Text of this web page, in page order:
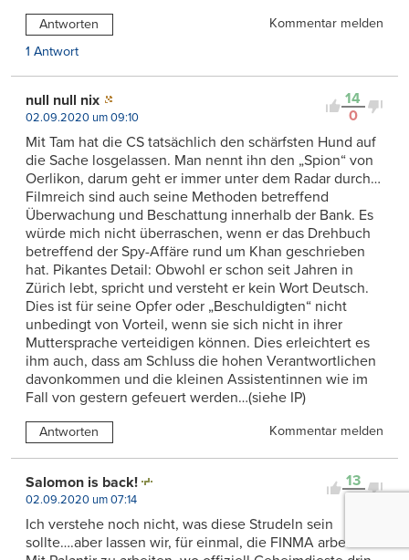
Antworten
Kommentar melden
1 Antwort
14
0
null null nix
02.09.2020 um 09:10
Mit Tam hat die CS tatsächlich den schärfsten Hund auf
die Sache losgelassen. Man nennt ihn den „Spion“ von
Oerlikon, darum geht er immer unter dem Radar durch…
Filmreich sind auch seine Methoden betreffend
Überwachung und Beschattung innerhalb der Bank. Es
würde mich nicht überraschen, wenn er das Drehbuch
betreffend der Spy-Affäre rund um Khan geschrieben
hat. Pikantes Detail: Obwohl er schon seit Jahren in
Zürich lebt, spricht und versteht er kein Wort Deutsch.
Dies ist für seine Opfer oder „Beschuldigten“ nicht
unbedingt von Vorteil, wenn sie sich nicht in ihrer
Muttersprache verteidigen können. Dies erleichtert es
ihm auch, dass am Schluss die hohen Verantwortlichen
davonkommen und die kleinen Assistentinnen wie im
Fall von gestern gefeuert werden…(siehe IP)
Antworten Kommentar melden
13
0
Salomon is back!
02.09.2020 um 07:14
Ich verstehe noch nicht, was diese Strudeln sein
sollte….aber lassen wir, für einmal, die FINMA arbeiten…